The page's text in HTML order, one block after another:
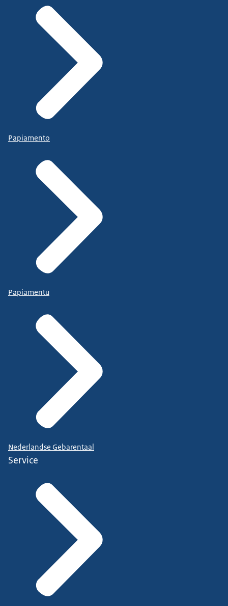
Papiamento
Papiamentu
Nederlandse Gebarentaal
Service